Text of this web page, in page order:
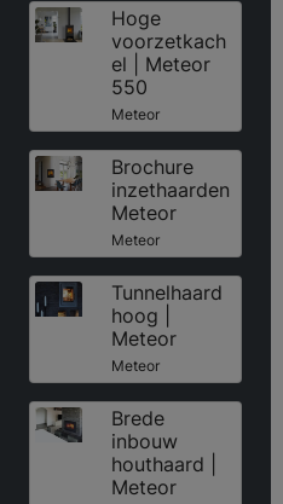
Hoge
voorzetkach
el | Meteor
550
Meteor
Brochure
inzethaarden
Meteor
Meteor
Tunnelhaard
hoog |
Meteor
Meteor
Brede
inbouw
houthaard |
Meteor